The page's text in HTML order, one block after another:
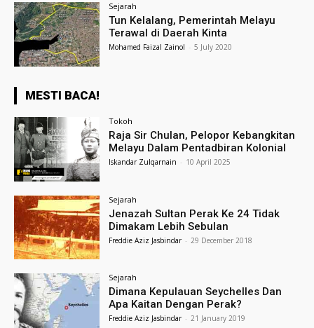
Sejarah
Tun Kelalang, Pemerintah Melayu
Terawal di Daerah Kinta
Mohamed Faizal Zainol - 5 July 2020
MESTI BACA!
Tokoh
Raja Sir Chulan, Pelopor Kebangkitan
Melayu Dalam Pentadbiran Kolonial
Iskandar Zulqarnain - 10 April 2025
Sejarah
Jenazah Sultan Perak Ke 24 Tidak
Dimakam Lebih Sebulan
Freddie Aziz Jasbindar - 29 December 2018
Sejarah
Dimana Kepulauan Seychelles Dan
Apa Kaitan Dengan Perak?
Freddie Aziz Jasbindar - 21 January 2019